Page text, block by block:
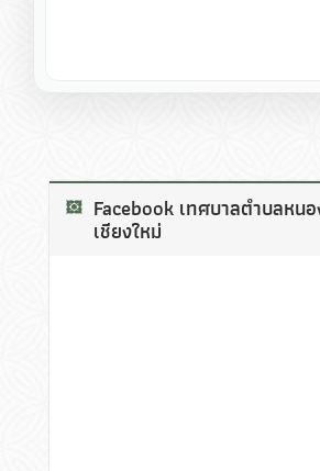
Facebook เทศบาลตำบลหน
เชียงใหม่